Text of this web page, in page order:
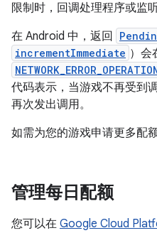
限制时，回调处理程序或监
在 Android 中，返回
incrementImmediate ）会
代码表示，当游戏不再受到
再次发出调用。
如需为您的游戏申请更多配
管理每日配额
您可以在 Google Cloud